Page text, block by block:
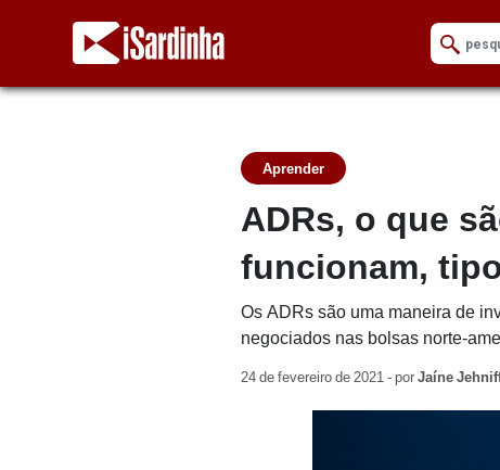
Aprender
ADRs, o que
funcionam,
Os ADRs são uma maneira de
negociados nas bolsas norte-
24 de fevereiro de 2021 - porJaíne